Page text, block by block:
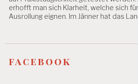
erhofft man sich Klarheit, welche sich
Ausrollung eignen. Im Jänner hat das
facebook